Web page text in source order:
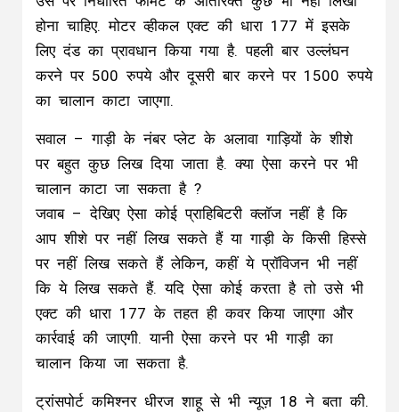
होना चाहिए. मोटर व्हीकल एक्ट की धारा 177 में इसके
लिए दंड का प्रावधान किया गया है. पहली बार उल्लंघन
करने पर 500 रुपये और दूसरी बार करने पर 1500 रुपये
का चालान काटा जाएगा.
सवाल – गाड़ी के नंबर प्लेट के अलावा गाड़ियों के शीशे
पर बहुत कुछ लिख दिया जाता है. क्या ऐसा करने पर भी
चालान काटा जा सकता है ?
जवाब – देखिए ऐसा कोई प्राहिबिटरी क्लॉज नहीं है कि
आप शीशे पर नहीं लिख सकते हैं या गाड़ी के किसी हिस्से
पर नहीं लिख सकते हैं लेकिन, कहीं ये प्रॉविजन भी नहीं
कि ये लिख सकते हैं. यदि ऐसा कोई करता है तो उसे भी
एक्ट की धारा 177 के तहत ही कवर किया जाएगा और
कार्रवाई की जाएगी. यानी ऐसा करने पर भी गाड़ी का
चालान किया जा सकता है.
ट्रांसपोर्ट कमिश्नर धीरज शाहू से भी न्यूज़ 18 ने बता की.